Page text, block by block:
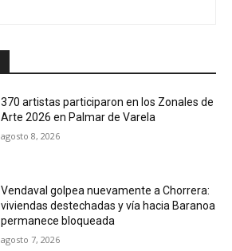
370 artistas participaron en los Zonales de
Arte 2026 en Palmar de Varela
agosto 8, 2026
Vendaval golpea nuevamente a Chorrera:
viviendas destechadas y vía hacia Baranoa
permanece bloqueada
agosto 7, 2026